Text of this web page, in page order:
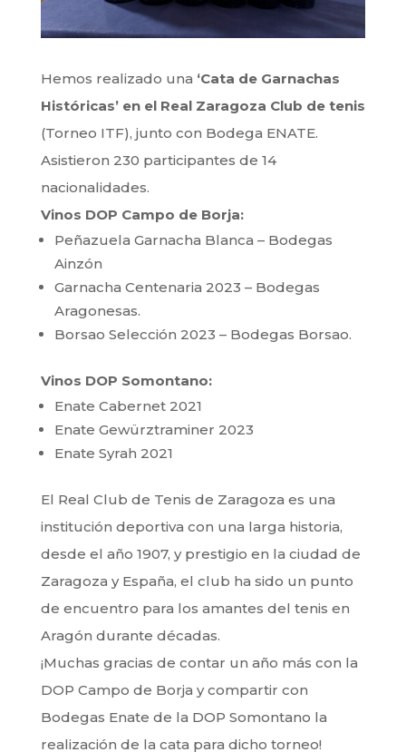
Hemos realizado una ‘Cata de Garnachas
Históricas’ en el Real Zaragoza Club de tenis
(Torneo ITF), junto con Bodega ENATE.
Asistieron 230 participantes de 14
nacionalidades.
Vinos DOP Campo de Borja:
Peñazuela Garnacha Blanca – Bodegas
Ainzón
Garnacha Centenaria 2023 – Bodegas
Aragonesas.
Borsao Selección 2023 – Bodegas Borsao.
Vinos DOP Somontano:
Enate Cabernet 2021
Enate Gewürztraminer 2023
Enate Syrah 2021
El Real Club de Tenis de Zaragoza es una
institución deportiva con una larga historia,
desde el año 1907, y prestigio en la ciudad de
Zaragoza y España, el club ha sido un punto
de encuentro para los amantes del tenis en
Aragón durante décadas.
¡Muchas gracias de contar un año más con la
DOP Campo de Borja y compartir con
Bodegas Enate de la DOP Somontano la
realización de la cata para dicho torneo!